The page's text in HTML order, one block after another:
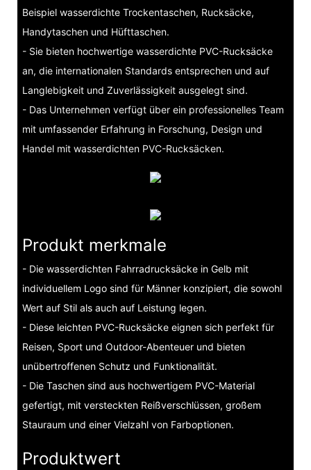
Beispiel wasserdichte Trockentaschen, Rucksäcke,
Handytaschen und Hüfttaschen.
- Sie bieten hochwertige wasserdichte PVC-Rucksäcke
an, die internationalen Standards entsprechen und auf
Langlebigkeit und Zuverlässigkeit ausgelegt sind.
- Das Unternehmen verfügt über ein professionelles Team
mit umfassender Erfahrung in Forschung, Design und
Handel mit wasserdichten PVC-Rucksäcken.
Produkt merkmale
- Die wasserdichten Fahrradrucksäcke in Gelb mit
individuellem Logo sind für Männer konzipiert, die sowohl
Wert auf Stil als auch auf Leistung legen.
- Diese leichten PVC-Rucksäcke eignen sich perfekt für
Reisen, Sport und Outdoor-Abenteuer und bieten
unübertroffenen Schutz und Funktionalität.
- Die Taschen sind aus hochwertigem PVC-Material
gefertigt, mit versteckten Reißverschlüssen, großem
Stauraum und einer Vielzahl von Farboptionen.
Produktwert